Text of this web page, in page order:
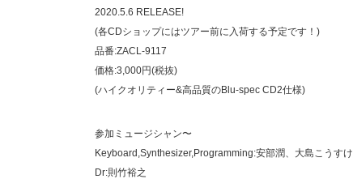
2020.5.6 RELEASE!
(各CDショップにはツアー前に入荷する予定です！)
品番:ZACL-9117
価格:3,000円(税抜)
(ハイクオリティー&高品質のBlu-spec CD2仕様)
参加ミュージシャン〜
Keyboard,Synthesizer,Programming:安部潤、大島こうすけ
Dr:則竹裕之